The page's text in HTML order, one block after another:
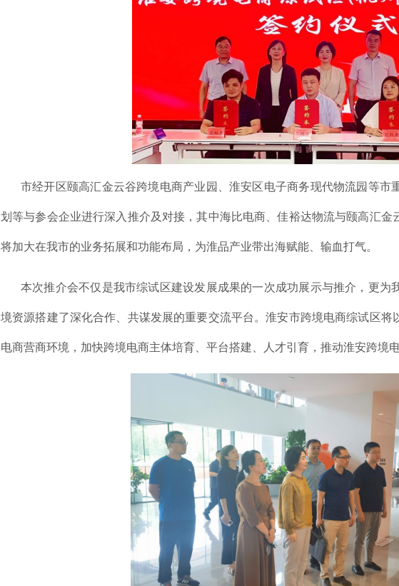
市经开区颐高汇金云谷跨境电商产业园、淮安区电子商务现代物流园等
划等与参会企业进行深入推介及对接，其中海比电商、佳裕达物流与颐高汇
将加大在我市的业务拓展和功能布局，为淮品产业带出海赋能、输血打气。
本次推介会不仅是我市综试区建设发展成果的一次成功展示与推介，更
境资源搭建了深化合作、共谋发展的重要交流平台。淮安市跨境电商综试区
电商营商环境，加快跨境电商主体培育、平台搭建、人才引育，推动淮安跨境